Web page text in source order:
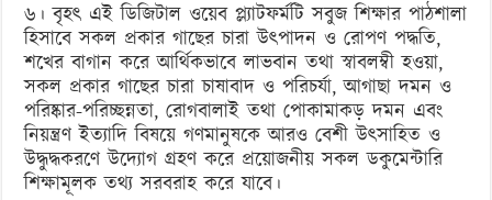
৬। বৃহৎ এই ডিজিটাল ওয়েব প্ল্যাটফর্মটি সবুজ শিক্ষার পাঠশালা
হিসাবে সকল প্রকার গাছের চারা উৎপাদন ও রোপণ পদ্ধতি,
শখের বাগান করে আর্থিকভাবে লাভবান তথা স্বাবলম্বী হওয়া,
সকল প্রকার গাছের চারা চাষাবাদ ও পরিচর্যা, আগাছা দমন ও
পরিষ্কার-পরিচ্ছন্নতা, রোগবালাই তথা পোকামাকড় দমন এবং
নিয়ন্ত্রণ ইত্যাদি বিষয়ে গণমানুষকে আরও বেশী উৎসাহিত ও
উদ্ধুদ্ধকরণে উদ্যোগ গ্রহণ করে প্রয়োজনীয় সকল ডকুমেন্টারি
শিক্ষামূলক তথ্য সরবরাহ করে যাবে।